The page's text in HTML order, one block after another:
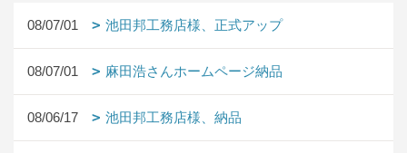
08/07/01 池田邦工務店様、正式アップ
08/07/01 麻田浩さんホームページ納品
08/06/17 池田邦工務店様、納品